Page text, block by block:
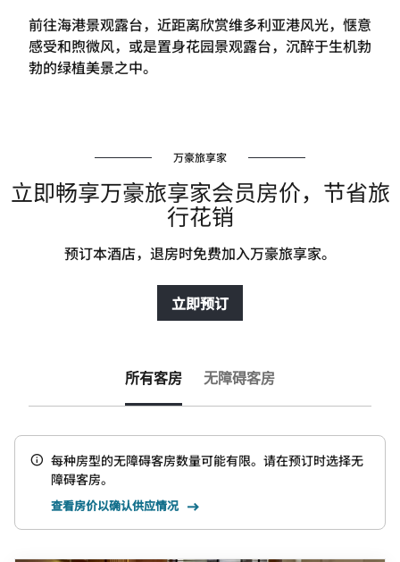
前往海港景观露台，近距离欣赏维多利亚港风光，惬意
感受和煦微风，或是置身花园景观露台，沉醉于生机勃
勃的绿植美景之中。
万豪旅享家
立即畅享万豪旅享家会员房价，节省旅
行花销
预订本酒店，退房时免费加入万豪旅享家。
立即预订
所有客房 无障碍客房
每种房型的无障碍客房数量可能有限。请在预订时选择无
障碍客房。
查看房价以确认供应情况